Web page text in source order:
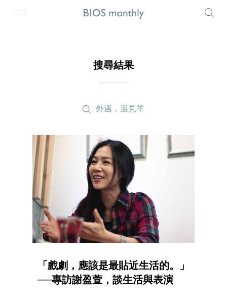
搜尋結果
外遇，遇見羊
「戲劇，應該是最貼近生活的。」
──專訪謝盈萱，談生活與表演